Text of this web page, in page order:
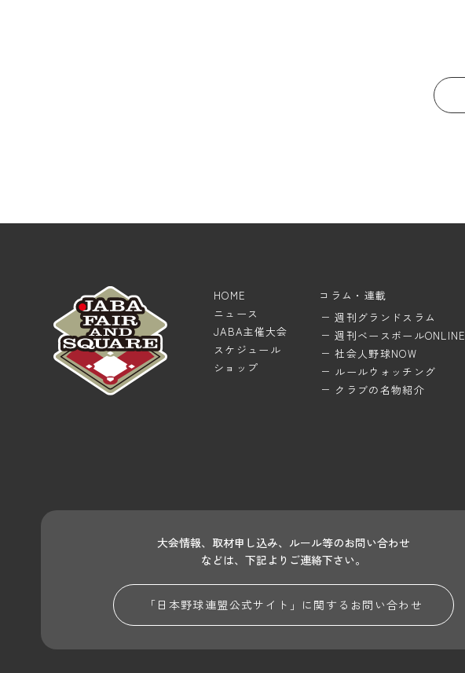
HOME
ニュース
JABA主催大会
スケジュール
ショップ
コラム・連載
週刊グランドスラム
週刊ベースボールONLINE
社会人野球NOW
ルールウォッチング
クラブの名物紹介
大会情報、取材申し込み、ルール等のお問い合わせ
などは、下記よりご連絡下さい。
「日本野球連盟公式サイト」に関する お問い合わせ